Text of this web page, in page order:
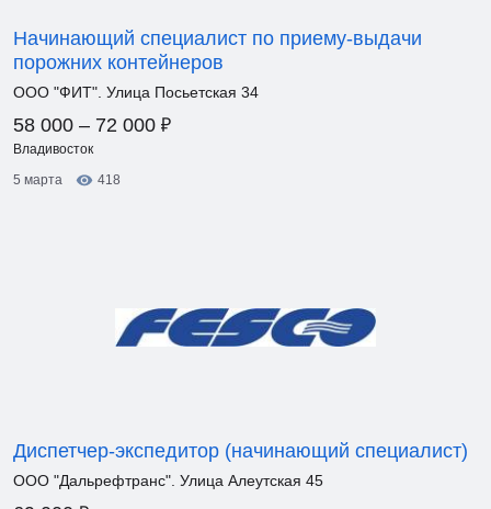
Начинающий специалист по приему-выдачи
порожних контейнеров
ООО "ФИТ". Улица Посьетская 34
58 000 – 72 000 ₽
Владивосток
5 марта
418
Диспетчер-экспедитор (начинающий специалист)
ООО "Дальрефтранс". Улица Алеутская 45